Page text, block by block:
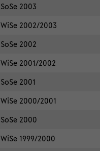
SoSe 2003
WiSe 2002/2003
SoSe 2002
WiSe 2001/2002
SoSe 2001
WiSe 2000/2001
SoSe 2000
WiSe 1999/2000